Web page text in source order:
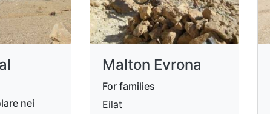
nei
Malton Evrona
For families
Eilat